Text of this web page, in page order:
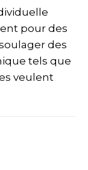
pour des
des
tels que
veulent